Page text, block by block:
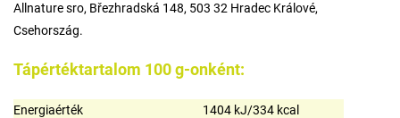
Allnature sro, Březhradská 148, 503 32 Hradec Králové,
Csehország.
Tápértéktartalom 100 g-onként:
Energiaérték
1404 kJ/334 kcal